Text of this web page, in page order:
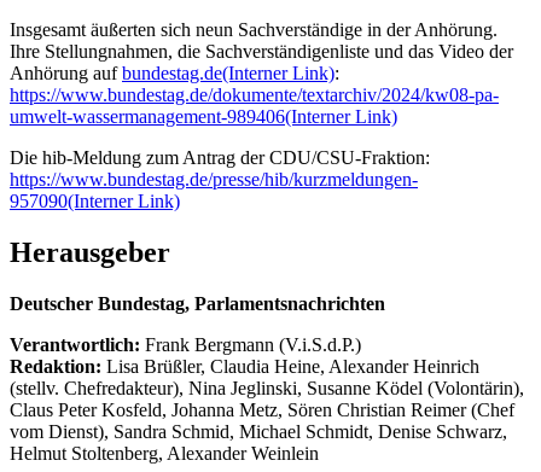
Insgesamt äußerten sich neun Sachverständige in der Anhörung.
Ihre Stellungnahmen, die Sachverständigenliste und das Video der
Anhörung aufbundestag.de(Interner Link):
https://www.bundestag.de/dokumente/textarchiv/2024/kw08-pa-
umwelt-wassermanagement-989406(Interner Link)
Die hib-Meldung zum Antrag der CDU/CSU-Fraktion:
https://www.bundestag.de/presse/hib/kurzmeldungen-
957090(Interner Link)
Herausgeber
Deutscher Bundestag, Parlamentsnachrichten
Verantwortlich: Frank Bergmann (V.i.S.d.P.)
Redaktion: Lisa Brüßler, Claudia Heine, Alexander Heinrich
(stellv. Chefredakteur), Nina Jeglinski, Susanne Ködel (Volontärin),
Claus Peter Kosfeld, Johanna Metz, Sören Christian Reimer (Chef
vom Dienst), Sandra Schmid, Michael Schmidt, Denise Schwarz,
Helmut Stoltenberg, Alexander Weinlein